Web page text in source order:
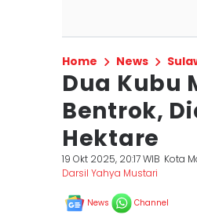
Home News
Dua Kubu
Bentrok,
Hektare
19 Okt 2025, 20:17 WIB Kota
Darsil Yahya Mustari
News Channel